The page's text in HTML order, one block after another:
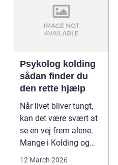
Psykolog kolding
sådan finder du
den rette hjælp
Når livet bliver tungt,
kan det være svært at
se en vej frem alene.
Mange i Kolding og
omegn søger p...
12 March 2026